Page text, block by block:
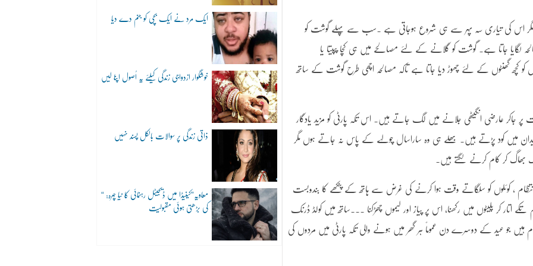
ایک مرد نے ایک بچی کو جنم دے دیا
خوشگوار ازدواجی زندگی کیلئے یہ اُصول اپنا لیں
ذاتی زندگی پر سوالات بالکل پسند نہیں
“معاویہ”کینیڈا میں ڈیجیٹل رہنمائی کا نیا چہرہ:
کی بڑھتی ہوئی مقبولیت
مگر اس کی تیاری سہ پہر سے ہی شروع ہوجاتی ہے ۔سب سے پہلے گوشت کو
لگایا جاتا ہے۔ گوشت کو گلانے کے لئے مصالحے میں ہی کچا پپیتا یا
کچھ گھنٹوں کے لئے چھوڑ دیا جاتا ہے تاکہ مصالحہ اچھی طرح گوشت کے ساتھ
جاکر عارضی انگیٹھی جلانے میں لگ جاتے ہیں۔ اس تکہ پارٹی کو مزید یادگار
میں کود پڑتے ہیں۔ بھلے ہی وہ ساراسال چولہے کے پاس نہ جاتے ہوں مگر
بھاگ کر کام کرنے لگتے ہیں۔
انتظام ، کوئلوں کو سلگاتے وقت ہوا کرنے کی غرض سے ہاتھ کے پنکھے کا بندوبست
گرم تکے اتار کر پلیٹوں میں رکھنا، اس پر پیاز اور لیموں چھڑکنا ۔۔۔ساتھ میں کولڈ ڈرنک
کام ہیں جو عید کے دوسرے دن عموماً ہر گھر میں ہونے والی تکہ پارٹی میں مردوں کی